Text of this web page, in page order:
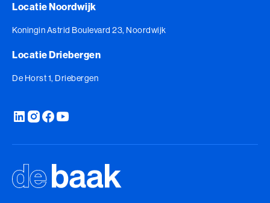
Locatie Noordwijk
Koningin Astrid Boulevard 23, Noordwijk
Locatie Driebergen
De Horst 1, Driebergen